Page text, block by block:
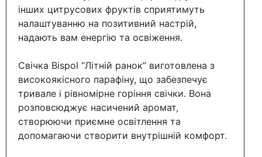
інших цитрусових фруктів сприятимуть
налаштуванню на позитивний настрій,
надають вам енергію та освіження.
Свічка Bispol “Літній ранок” виготовлена з
високоякісного парафіну, що забезпечує
тривале і рівномірне горіння свічки. Вона
розповсюджує насичений аромат,
створюючи приємне освітлення та
допомагаючи створити внутрішній комфорт.